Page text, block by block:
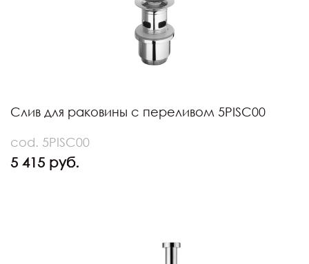
Слив для раковины с переливом 5PISC00
cod. 5PISC00
5 415 руб.